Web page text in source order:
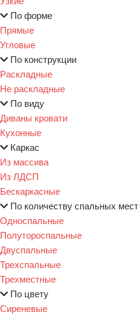
По форме
Прямые
Угловые
По конструкции
Раскладные
Не раскладные
По виду
Диваны кровати
Кухонные
Каркас
Из массива
Из ЛДСП
Бескаркасные
По количеству спальных мест
Односпальные
Полутороспальные
Двуспальные
Трехспальные
Трехместные
По цвету
Сиреневые